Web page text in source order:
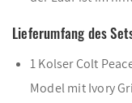
Lieferumfang des
1 Kolser Colt
Model mit Ivory